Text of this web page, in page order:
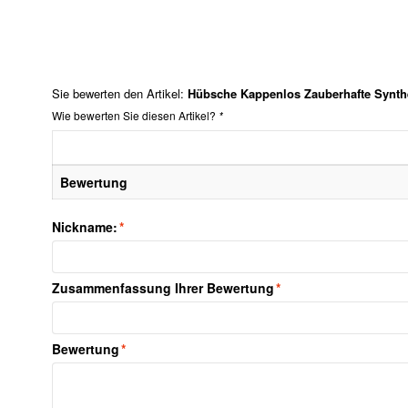
Sie bewerten den Artikel: Hübsche Kappenlos Zauberhafte
Wie bewerten Sie diesen Artikel? *
Bewertung
*
Nickname:
*
Zusammenfassung Ihrer Bewertung
*
Bewertung